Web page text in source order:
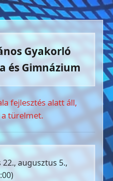
Gyakorló
és Gimnázium
fejlesztés alatt áll,
türelmet.
22., augusztus 5.,